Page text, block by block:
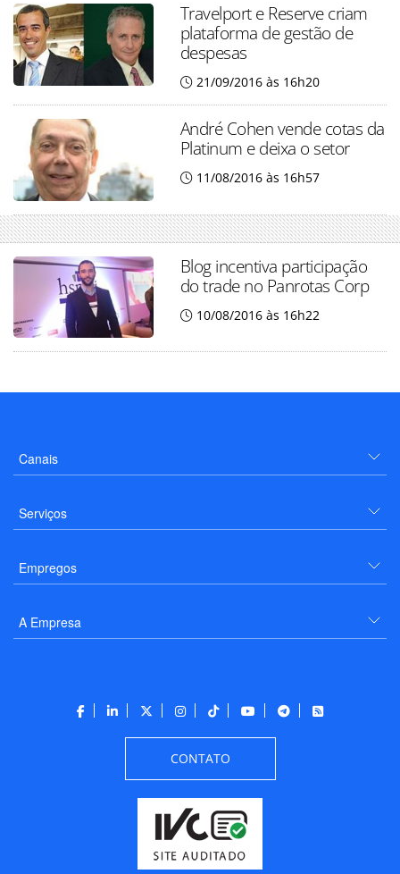
Travelport e Reserve criam
plataforma de gestão de
despesas
21/09/2016 às 16h20
André Cohen vende cotas da
Platinum e deixa o setor
11/08/2016 às 16h57
Blog incentiva participação
do trade no Panrotas Corp
10/08/2016 às 16h22
Canais
Serviços
Empregos
A Empresa
CONTATO